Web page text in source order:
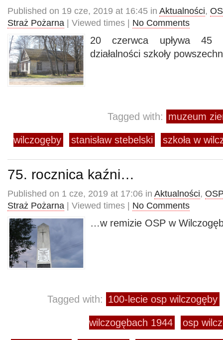
Published on 19 cze, 2019 at 16:45 in Aktualności,
Straż Pożarna | Viewed times | No Comments
20 czerwca upływa 45
działalności szkoły
Tagged with: muzeum
wilczogęby stanisław stebelski szkoła w
75. rocznica kaźni…
Published on 1 cze, 2019 at 17:06 in Aktualności,
Straż Pożarna | Viewed times | No Comments
…w remizie OSP w
Tagged with: 100-lecie osp wilczogęby
wilczogębach 1944 osp